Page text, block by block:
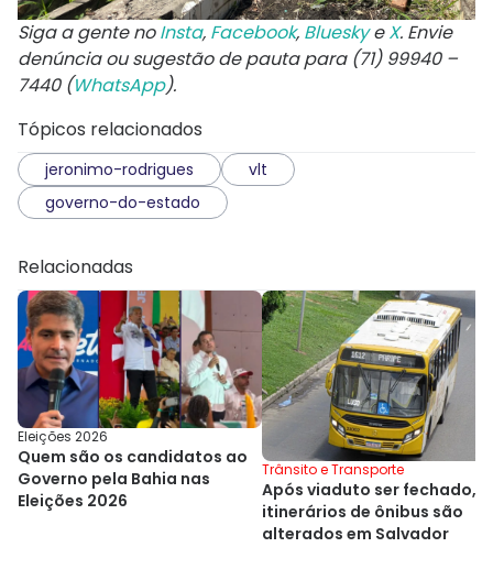
Siga a gente noInsta, Facebook, BlueskyeX. Envie
denúncia ou sugestão de pauta para (71) 99940 –
7440 (WhatsApp).
Tópicos relacionados
jeronimo-rodrigues
vlt
governo-do-estado
Relacionadas
Eleições 2026
Quem são os candidatos ao
Governo pela Bahia nas
Eleições 2026
Trânsito e Transporte
Após viaduto ser fechado,
itinerários de ônibus são
alterados em Salvador